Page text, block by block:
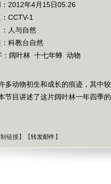
2012年4月15日05:26
CCTV-1
人与自然
科教台自然
阔叶林 十七年蝉 动物
多动物初生和成长的痕迹，其中
目讲述了这片阔叶林一年四季的
链接】【转发邮件 】